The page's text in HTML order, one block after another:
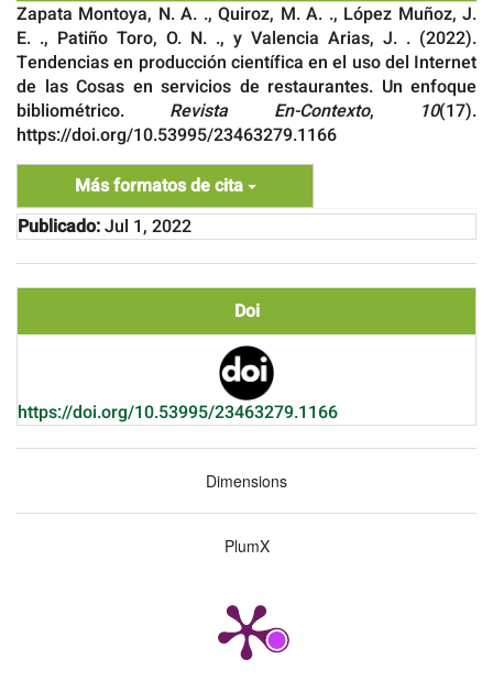
Zapata Montoya, N. A. ., Quiroz, M. A. ., López Muñoz, J.
E. ., Patiño Toro, O. N. ., y Valencia Arias, J. . (2022).
Tendencias en producción científica en el uso del Internet
de las Cosas en servicios de restaurantes. Un enfoque
bibliométrico. Revista En-Contexto, 10(17).
https://doi.org/10.53995/23463279.1166
Más formatos de cita
Publicado:Jul 1, 2022
Doi
https://doi.org/10.53995/23463279.1166
Dimensions
PlumX